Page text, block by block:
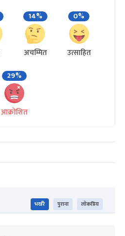
14%
अचम्मित
0%
उत्साहित
29%
आक्रोशित
भर्खरै पुराना लोकप्रिय